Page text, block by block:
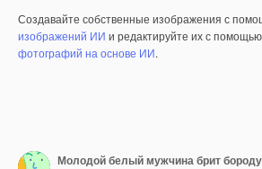
Создавайте собственные изображения с
изображений ИИ и редактируйте их с
фотографий на основе ИИ.